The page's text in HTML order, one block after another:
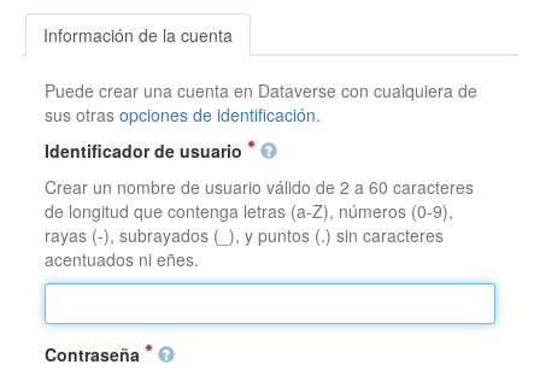
Información de la cuenta
Puede crear una cuenta en Dataverse con cualquiera de
sus otrasopciones de identificación.
Identificador de usuario
Crear un nombre de usuario válido de 2 a 60 caracteres
de longitud que contenga letras (a-Z), números (0-9),
rayas (-), subrayados (_), y puntos (.) sin caracteres
acentuados ni eñes.
Contraseña